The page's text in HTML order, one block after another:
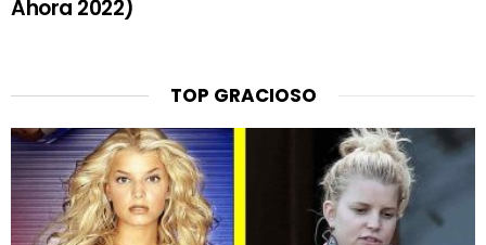
Ahora 2022)
TOP GRACIOSO